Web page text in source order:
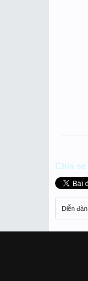
Chia sẻ
Diễn đàn